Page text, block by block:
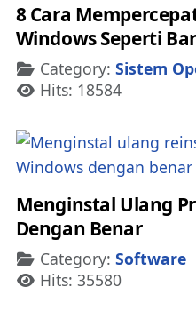
8 Cara
Windows Seperti
Details
Category: Sistem
Hits: 18584
Menginstal Ulang
Dengan Benar
Details
Category: Software
Hits: 35580